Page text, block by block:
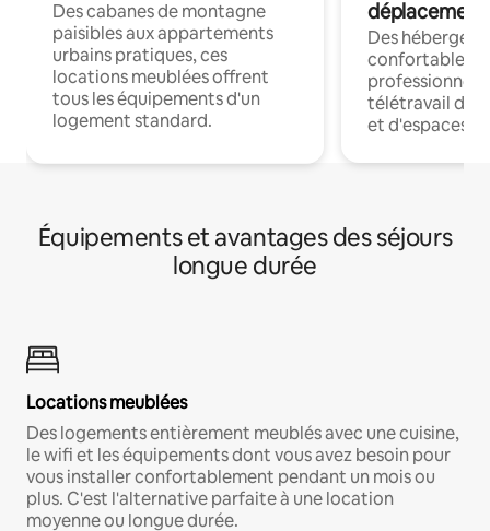
Des cabanes de montagne
paisibles aux appartements
urbains pratiques, ces
locations meublées offrent
tous les équipements d'un
logement standard.
déplacement
Des
confortables
professionnels
télétravail
et d'espaces
Équipements et avantages des séjours
longue durée
Locations meublées
Des logements entièrement meublés avec une cuisine,
le wifi et les équipements dont vous avez besoin pour
vous installer confortablement pendant un mois ou
plus. C'est l'alternative parfaite à une location
moyenne ou longue durée.